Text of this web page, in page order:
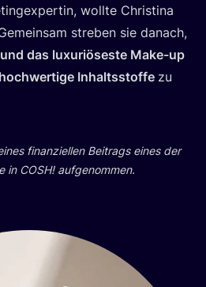
woll­te Chris­ti­na
stre­ben sie danach,
das luxu­riö­ses­te Make-up
hoch­wer­ti­ge Inhalts­stof­fe zu
finan­zi­el­len Bei­trags eines der
in COSH! aufgenommen.